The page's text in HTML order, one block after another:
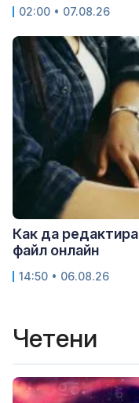
02:00 • 07.08.26
Как да
файл онлайн
14:50 • 06.08.26
Четени